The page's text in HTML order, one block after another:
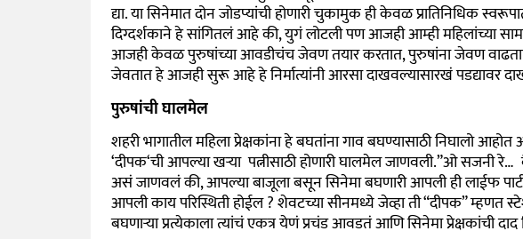
द्या. या सिनेमात दोन जोडप्यांची होणारी चुकामुक ही केवळ प्रातिनिधिक
दिग्दर्शकाने हे सांगितलं आहे की,युगं लोटली पण आजही आम्ही महिलांच्या
आजही केवळ पुरुषांच्या आवडीचंच जेवण तयार करतात,पुरुषांना जेवण
जेवतात हे आजही सुरू आहे हे निर्मात्यांनी आरसा दाखवल्यासारखं पडद्यावर
पुरुषांची घालमेल
शहरी भागातील महिला प्रेक्षकांना हे बघतांना गाव बघण्यासाठी निघालो
‘दीपक‘ची आपल्या खऱ्या पत्नीसाठी होणारी घालमेल जाणवली.”ओ सजनी
असं जाणवलं की,आपल्या बाजूला बसून सिनेमा बघणारी आपली ही लाईफ
आपली काय परिस्थिती होईल?शेवटच्या सीनमध्ये जेव्हा ती “दीपक” म्हणत
बघणाऱ्या प्रत्येकाला त्यांचं एकत्र येणं प्रचंड आवडतं आणि सिनेमा प्रेक्षकांची